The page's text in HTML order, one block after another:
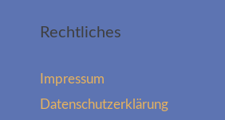
Rechtliches
Impressum
Datenschutzerklärung